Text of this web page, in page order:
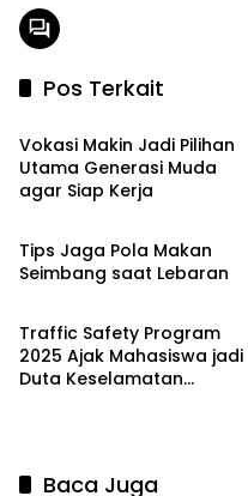
Pos Terkait
Headline
Vokasi Makin Jadi Pilihan
Utama Generasi Muda
agar Siap Kerja
Headline
Tips Jaga Pola Makan
Seimbang saat Lebaran
Headline
Traffic Safety Program
2025 Ajak Mahasiswa jadi
Duta Keselamatan
Baca Juga